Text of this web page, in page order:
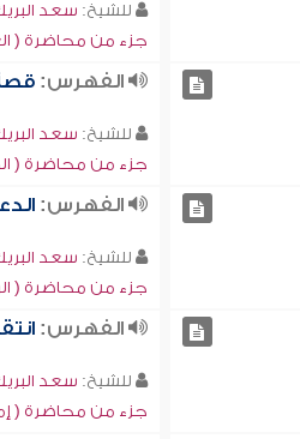
للشيخ: سعد
جزء من محاضرة (
الفهرس:
للشيخ: سعد
جزء من محاضرة (
الفهرس:
للشيخ: سعد
جزء من محاضرة (
الفهرس:
للشيخ: سعد
جزء من محاضرة (